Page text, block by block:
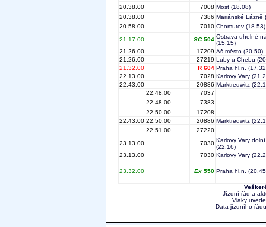
20.38.00
7008 Most (18.08)
20.38.00
7386 Mariánské Lázně
20.58.00
7010 Chomutov (18.53)
21.17.00
SC504 Ostrava uhelné
(15.15)
21.26.00
17209 Aš město (20.50)
21.26.00
27219 Luby u Chebu
21.32.00
R 604 Praha hl.n.
22.13.00
7028 Karlovy Vary
22.43.00
20886 Marktredwitz
22.48.00
7037
22.48.00
7383
22.50.00
17208
22.43.00 22.50.00 20886 Marktredwitz
22.51.00
27220
23.13.00
7030 Karlovy Vary
(22.16)
23.13.00
7030 Karlovy Vary
23.32.00 Ex 550 Praha hl.n.
Jízdní řád a
Vlaky
Data jízdního